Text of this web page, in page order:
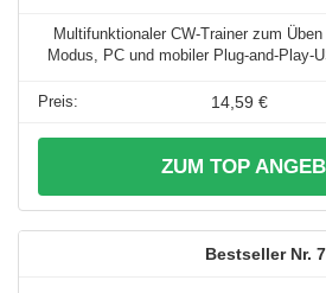
Multifunktionaler CW-Trainer zum
Modus, PC und mobiler Plug-and-Play-
14,59 €
ZUM TOP
7